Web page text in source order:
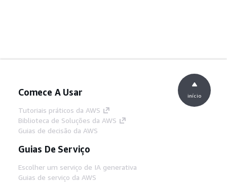
Comece A Usar
Tutoriais práticos da AWS
Biblioteca de Soluções da AWS
Guias de decisão da AWS
Guias De Serviço
Escolher um serviço de IA generativa
Guias de serviço da AWS
início